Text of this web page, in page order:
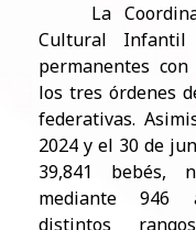
La
Cultural Infantil
permanentes
los tres órdenes
federativas.
2024 y el 30 de
39,841 bebés,
mediante 946
distintos